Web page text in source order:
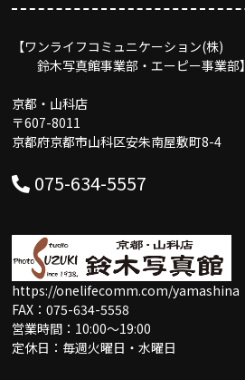
【ワンライフコミュニケーション(株)
鈴木写真館事業部・エーピー事業部】
京都・山科店
〒607-8011
京都府京都市山科区安朱南屋敷町8-4
075-634-5557
https://onelifecomm.com/yamashina
FAX：075-634-5558
営業時間：10:00〜19:00
定休日：毎週火曜日・水曜日